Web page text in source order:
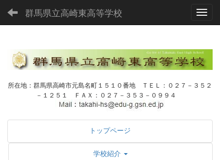
群馬県立高崎東高等学校
所在地：群馬県高崎市元島名町１５１０番地 ＴＥＬ：０２７－３５２
－１２５１ ＦＡＸ：０２７－３５３－０９９４
トップページ
学校紹介